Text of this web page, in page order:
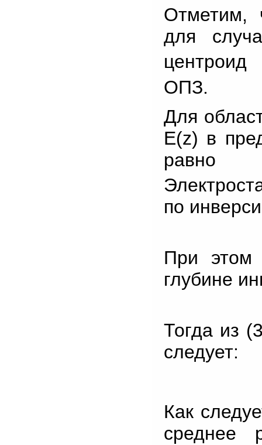
Отметим,
для
центроид
ОПЗ.
Для
E(z) в
равно
по
При этом
глубине
Тогда из
следует:
Как
среднее